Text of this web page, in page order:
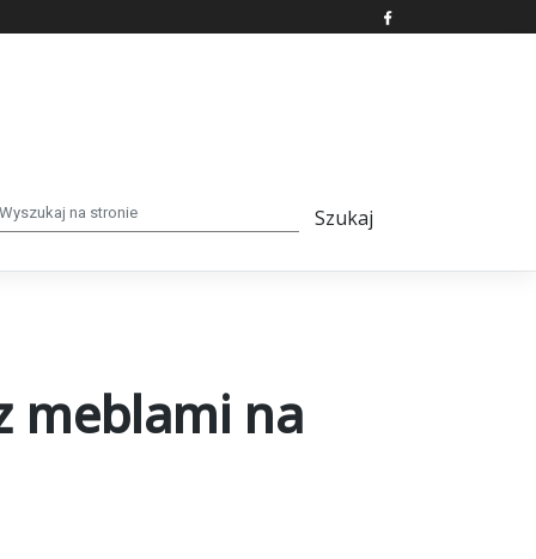
meblami na